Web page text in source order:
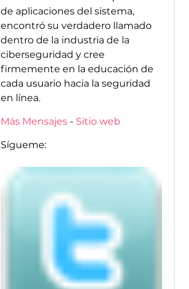
de aplicaciones del sistema,
encontró su verdadero llamado
dentro de la industria de la
ciberseguridad y cree
firmemente en la educación de
cada usuario hacia la seguridad
en línea.
Más Mensajes- Sitio web
Sígueme: